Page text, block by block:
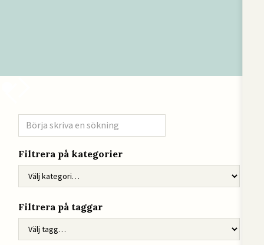
Filtrera på kategorier
Filtrera på taggar